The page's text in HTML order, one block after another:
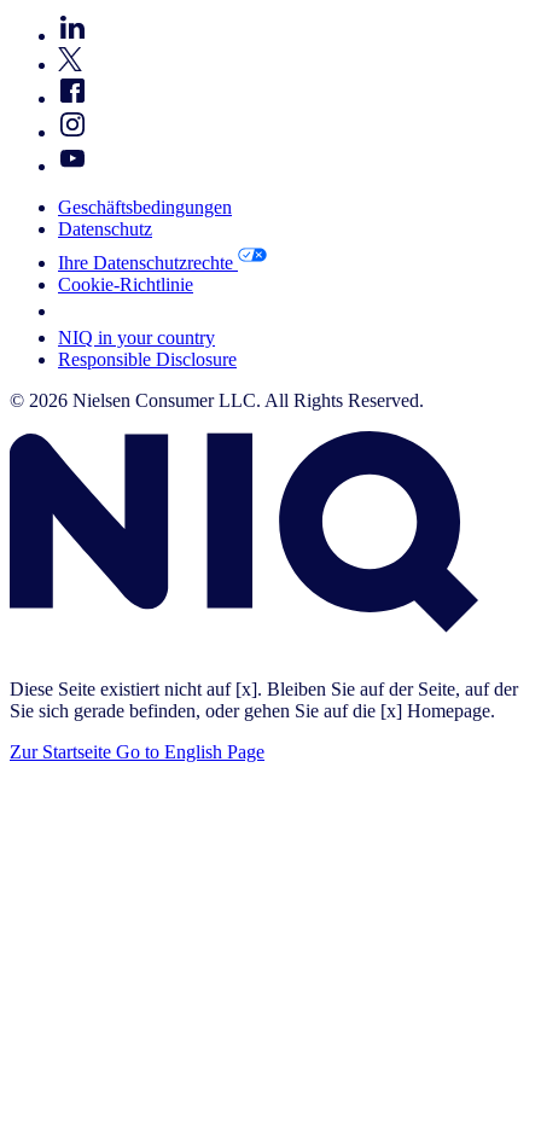
Geschäftsbedingungen
Datenschutz
Ihre Datenschutzrechte
Cookie-Richtlinie
NIQ in your country
Responsible Disclosure
© 2026 Nielsen Consumer LLC. All Rights Reserved.
Diese Seite existiert nicht auf [x]. Bleiben Sie auf der Seite, auf der
Sie sich gerade befinden, oder gehen Sie auf die [x] Homepage.
Zur Startseite Go to English Page